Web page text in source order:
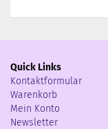
Quick Links
Kontaktformular
Warenkorb
Mein Konto
Newsletter